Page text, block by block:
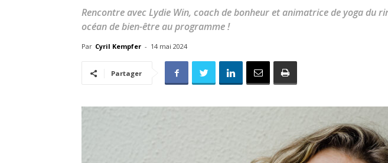
Rencontre avec Lydie Win, coach de bonheur et animatrice de yoga du
océan de bien-être au programme !
Par Cyril Kempfer - 14 mai 2024
Partager